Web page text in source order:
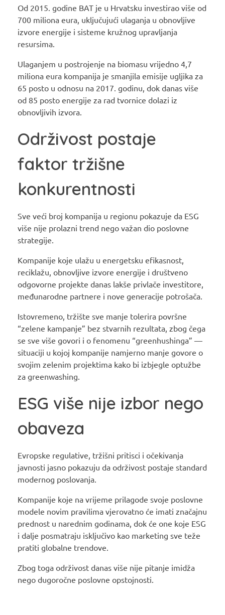
Od 2015. godine BAT je u Hrvatsku investirao više od
700 miliona eura, uključujući ulaganja u obnovljive
izvore energije i sisteme kružnog upravljanja
resursima.
Ulaganjem u postrojenje na biomasu vrijedno 4,7
miliona eura kompanija je smanjila emisije ugljika za
65 posto u odnosu na 2017. godinu, dok danas više
od 85 posto energije za rad tvornice dolazi iz
obnovljivih izvora.
Održivost postaje
faktor tržišne
konkurentnosti
Sve veći broj kompanija u regionu pokazuje da ESG
više nije prolazni trend nego važan dio poslovne
strategije.
Kompanije koje ulažu u energetsku efikasnost,
reciklažu, obnovljive izvore energije i društveno
odgovorne projekte danas lakše privlače investitore,
međunarodne partnere i nove generacije potrošača.
Istovremeno, tržište sve manje tolerira površne
“zelene kampanje” bez stvarnih rezultata, zbog čega
se sve više govori i o fenomenu “greenhushinga” —
situaciji u kojoj kompanije namjerno manje govore o
svojim zelenim projektima kako bi izbjegle optužbe
za greenwashing.
ESG više nije izbor nego
obaveza
Evropske regulative, tržišni pritisci i očekivanja
javnosti jasno pokazuju da održivost postaje standard
modernog poslovanja.
Kompanije koje na vrijeme prilagode svoje poslovne
modele novim pravilima vjerovatno će imati značajnu
prednost u narednim godinama, dok će one koje ESG
i dalje posmatraju isključivo kao marketing sve teže
pratiti globalne trendove.
Zbog toga održivost danas više nije pitanje imidža
nego dugoročne poslovne opstojnosti.